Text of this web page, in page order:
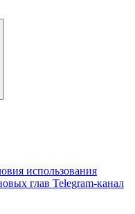
использования
глав Telegram-канал